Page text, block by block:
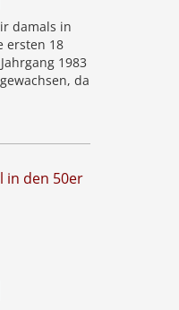
damals in
ersten 18
1983
da
in den 50er